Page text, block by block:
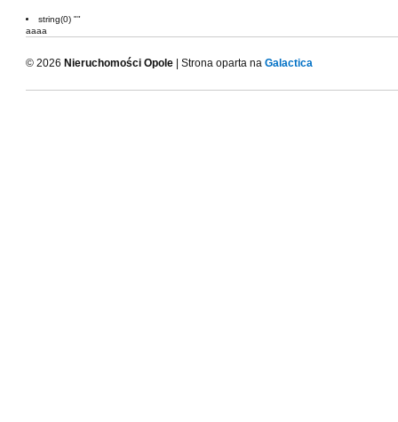
string(0) ""
aaaa
© 2026 Nieruchomości Opole | Strona oparta na Galactica